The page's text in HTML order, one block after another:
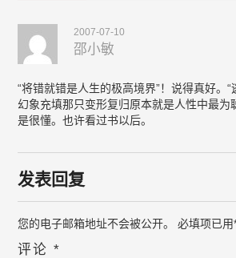
2007-07-10
邵小敏
“将错就错是人生的极高境界”！说得真好。“
幻象充填那只变形复归原本就是人性中最为
是很懂。也许看过书以后。
发表回复
您的电子邮箱地址不会被公开。 必填项已用
评论*